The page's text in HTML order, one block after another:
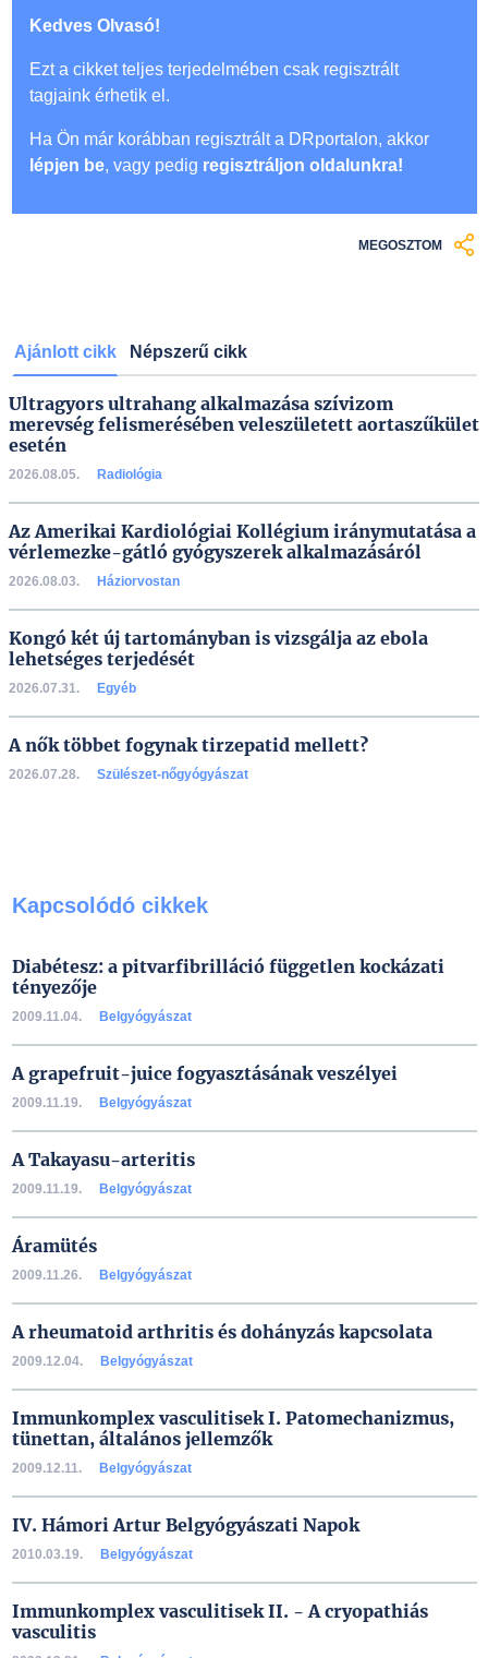
Kedves Olvasó!
Ezt a cikket teljes terjedelmében csak regisztrált
tagjaink érhetik el.
Ha Ön már korábban regisztrált a DRportalon, akkor
lépjen be, vagy pedig regisztráljon oldalunkra!
MEGOSZTOM
Ajánlott cikk Népszerű cikk
Ultragyors ultrahang alkalmazása szívizom
merevség felismerésében veleszületett aortaszűkület
esetén
2026.08.05. Radiológia
Az Amerikai Kardiológiai Kollégium iránymutatása a
vérlemezke-gátló gyógyszerek alkalmazásáról
2026.08.03. Háziorvostan
Kongó két új tartományban is vizsgálja az ebola
lehetséges terjedését
2026.07.31. Egyéb
A nők többet fogynak tirzepatid mellett?
2026.07.28. Szülészet-nőgyógyászat
Kapcsolódó cikkek
Diabétesz: a pitvarfibrilláció független kockázati
tényezője
2009.11.04. Belgyógyászat
A grapefruit-juice fogyasztásának veszélyei
2009.11.19. Belgyógyászat
A Takayasu-arteritis
2009.11.19. Belgyógyászat
Áramütés
2009.11.26. Belgyógyászat
A rheumatoid arthritis és dohányzás kapcsolata
2009.12.04. Belgyógyászat
Immunkomplex vasculitisek I. Patomechanizmus,
tünettan, általános jellemzők
2009.12.11. Belgyógyászat
IV. Hámori Artur Belgyógyászati Napok
2010.03.19. Belgyógyászat
Immunkomplex vasculitisek II. - A cryopathiás
vasculitis